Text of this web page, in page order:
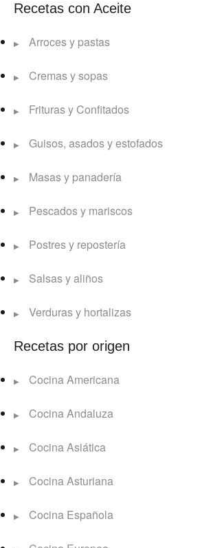
Recetas con Aceite
Arroces y pastas
Cremas y sopas
Frituras y Confitados
Guisos, asados y estofados
Masas y panadería
Pescados y mariscos
Postres y repostería
Salsas y aliños
Verduras y hortalizas
Recetas por origen
Cocina Americana
Cocina Andaluza
Cocina Asiática
Cocina Asturiana
Cocina Española